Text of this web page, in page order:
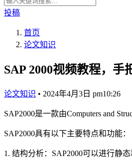
投稿
首页
论文知识
SAP 2000视频教程，手
论文知识 • 2024年4月3日 pm10:26
SAP2000是一款由Computers and
SAP2000具有以下主要特点和功能：
1. 结构分析：SAP2000可以进行静